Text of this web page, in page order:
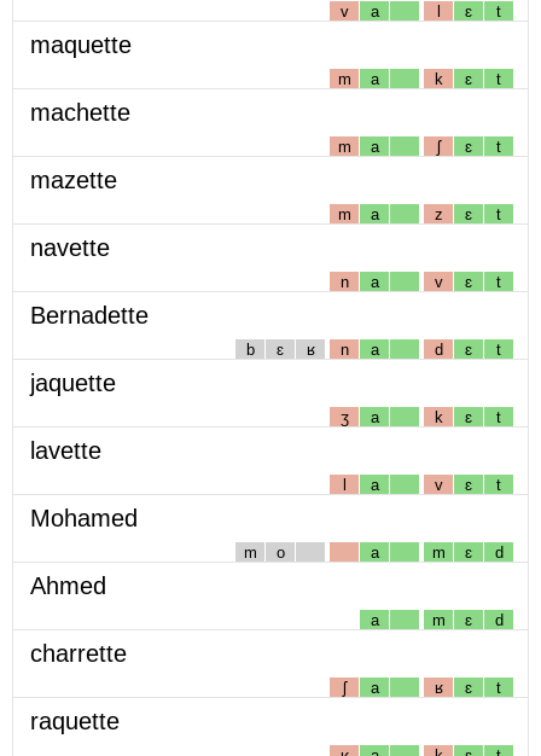
v a l ɛ t
maquette
m a k ɛ t
machette
m a ʃ ɛ t
mazette
m a z ɛ t
navette
n a v ɛ t
Bernadette
b ɛ ʁ n a d ɛ t
jaquette
ʒ a k ɛ t
lavette
l a v ɛ t
Mohamed
m o a m ɛ d
Ahmed
a m ɛ d
charrette
ʃ a ʁ ɛ t
raquette